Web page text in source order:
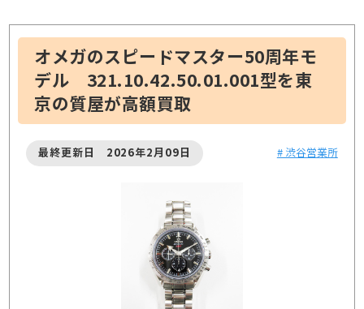
オメガのスピードマスター50周年モ
デル 321.10.42.50.01.001型を東
京の質屋が高額買取
最終更新日 2026年2月09日 # 渋谷営業所